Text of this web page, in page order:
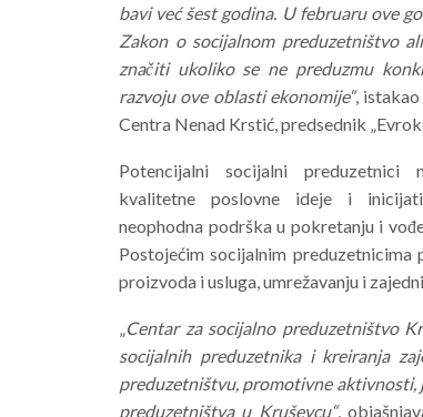
bavi već šest godina. U februaru ove
Zakon o socijalnom preduzetništvo
značiti ukoliko se ne preduzmu
razvoju ove oblasti ekonomije“,
Centra Nenad Krstić, predsednik
Potencijalni socijalni preduzetnici
kvalitetne poslovne ideje i
neophodna podrška u pokretanju i
Postojećim socijalnim preduzetnicima
proizvoda i usluga, umrežavanju i
„Centar za socijalno preduzetništvo
socijalnih preduzetnika i kreiranja
preduzetništvu, promotivne aktivnosti,
preduzetništva u Kruševcu“,